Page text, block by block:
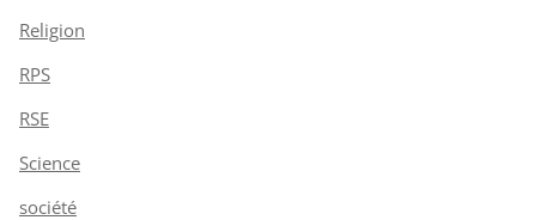
Religion
RPS
RSE
Science
société